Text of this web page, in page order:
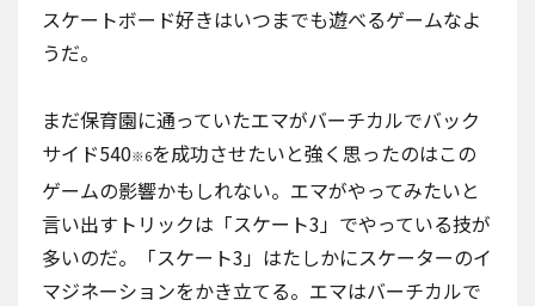
スケートボード好きはいつまでも遊べるゲームなよ
うだ。
まだ保育園に通っていたエマがバーチカルでバック
サイド540※6を成功させたいと強く思ったのはこの
ゲームの影響かもしれない。エマがやってみたいと
言い出すトリックは「スケート3」でやっている技が
多いのだ。「スケート3」はたしかにスケーターのイ
マジネーションをかき立てる。エマはバーチカルで